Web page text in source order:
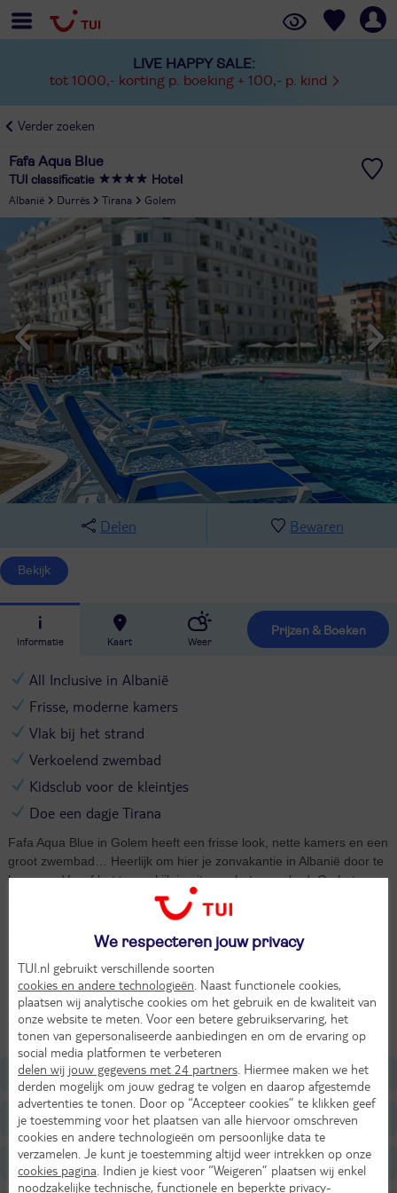
LIVE HAPPY SALE:
tot 1000,- korting p. boeking + 100,- p. kind
Verder zoeken
Fafa Aqua Blue
TUI classificatie Hotel
Albanië Durrës Tirana Golem
Delen Bewaren
Bekijk
Informatie Kaart Weer
Prijzen & Boeken
All Inclusive in Albanië
Frisse, moderne kamers
Vlak bij het strand
Verkoelend zwembad
Kidsclub voor de kleintjes
Doe een dagje Tirana
Fafa Aqua Blue in Golem heeft een frisse look, nette kamers en een
groot zwembad… Heerlijk om hier je zonvakantie in Albanië door te
brengen. Vanaf het terras kijk je uit over het zwembad. Op het
tafeltje voor je staan een lekkere snack en een verkoelend drankje.
Even energie opdoen voordat je weer in het zwembad duikt om
baantjes te trekken. Of ga lekker uitbuiken in de zon met een
spannend boek in je hand. Even naar het strand? Wandel de straat
uit en je bent er. Kijk naar oranje kleurende lucht terwijl de zon
onder gaat. Het buffet staat alweer op je te wachten. Kies uit de
lekkerste gerechten. Het is All Inclusive genieten, dus na het diner
bestel je nog een drankje om de dag af te sluiten.
Ligging
Faciliteiten
Restaurants/Bars
We respecteren jouw privacy
TUI.nl gebruikt verschillende soorten
cookies en andere technologieën . Naast functionele cookies,
plaatsen wij analytische cookies om het gebruik en de kwaliteit van
onze website te meten. Voor een betere gebruikservaring, het
tonen van gepersonaliseerde aanbiedingen en om de ervaring op
social media platformen te verbeteren
delen wij jouw gegevens met 24 partners . Hiermee maken we het
derden mogelijk om jouw gedrag te volgen en daarop afgestemde
advertenties te tonen. Door op “Accepteer cookies” te klikken geef
je toestemming voor het plaatsen van alle hiervoor omschreven
cookies en andere technologieën om persoonlijke data te
verzamelen. Je kunt je toestemming altijd weer intrekken op onze
cookies pagina . Indien je kiest voor “Weigeren” plaatsen wij enkel
noodzakelijke technische, functionele en beperkte privacy-